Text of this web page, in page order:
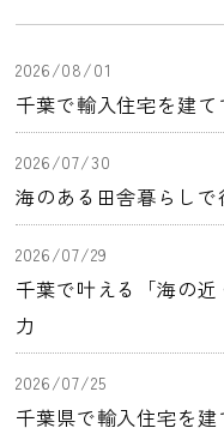
2026/08/01
千葉で輸入住宅を建
2026/07/30
海のある田舎暮らし
2026/07/29
千葉で叶える「海の
力
2026/07/25
千葉県で輸入住宅を